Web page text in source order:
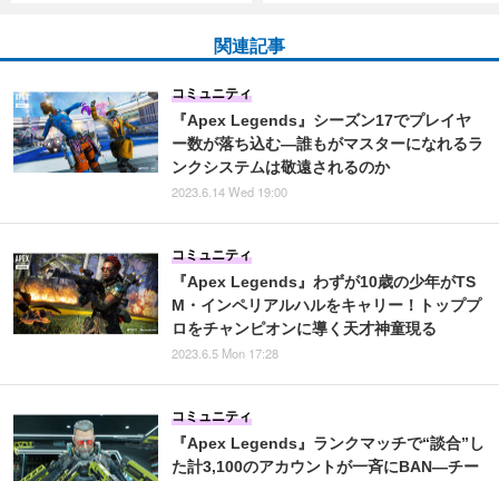
関連記事
『Apex Legends』シーズン17でプレイヤ
ー数が落ち込む―誰もがマスターになれるラ
ンクシステムは敬遠されるのか
コミュニティ
2023.6.14 Wed 19:00
『Apex Legends』わずが10歳の少年がTS
M・インペリアルハルをキャリー！トッププ
ロをチャンピオンに導く天才神童現る
コミュニティ
2023.6.5 Mon 17:28
『Apex Legends』ランクマッチで“談合”し
た計3,100のアカウントが一斉にBAN―チー
コミュニティ